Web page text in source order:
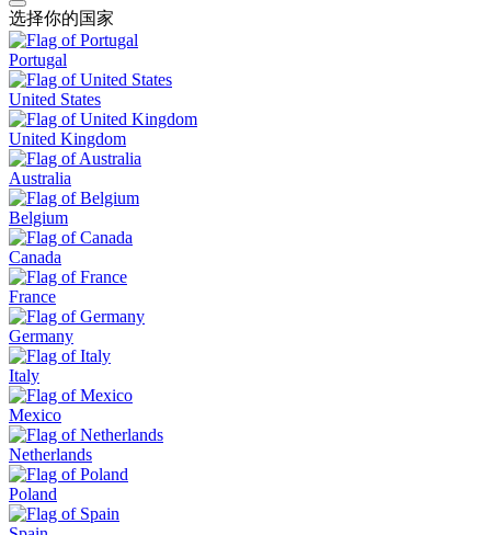
选择你的国家
Portugal
United States
United Kingdom
Australia
Belgium
Canada
France
Germany
Italy
Mexico
Netherlands
Poland